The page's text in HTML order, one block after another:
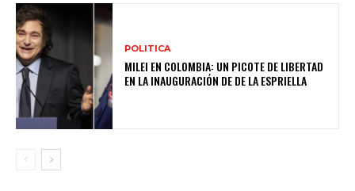
POLITICA
MILEI EN COLOMBIA: UN PICOTE DE LIBERTAD
EN LA INAUGURACIÓN DE DE LA ESPRIELLA